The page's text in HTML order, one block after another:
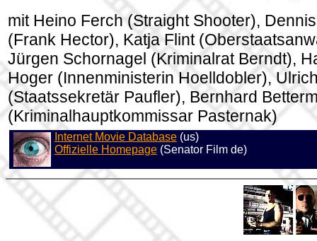
mit Heino Ferch (Straight Shooter),
(Frank Hector), Katja Flint
Jürgen Schornagel (Kriminalrat Berndt),
Hoger (Innenministerin Hoelldobler),
(Staatssekretär Paufler), Bernhard
(Kriminalhauptkommissar Pasternak)
Internet Movie Database (us)
Offizielle Homepage (Senator Film de)